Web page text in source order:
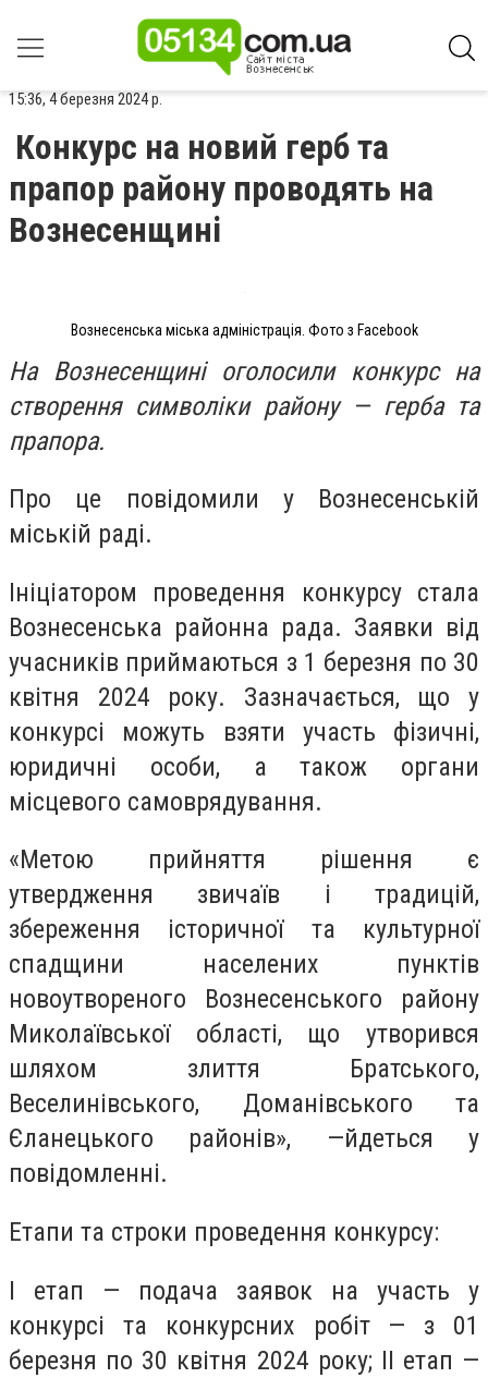
15:36, 4 березня 2024 р.
Конкурс на новий герб та
прапор району проводять на
Вознесенщині
Вознесенська міська адміністрація. Фото з Facebook
На Вознесенщині оголосили конкурс на
створення символіки району — герба та
прапора.
Про це повідомили у Вознесенській
міській раді.
Ініціатором проведення конкурсу стала
Вознесенська районна рада. Заявки від
учасників приймаються з 1 березня по 30
квітня 2024 року. Зазначається, що у
конкурсі можуть взяти участь фізичні,
юридичні особи, а також органи
місцевого самоврядування.
«Метою прийняття рішення є
утвердження звичаїв і традицій,
збереження історичної та культурної
спадщини населених пунктів
новоутвореного Вознесенського району
Миколаївської області, що утворився
шляхом злиття Братського,
Веселинівського, Доманівського та
Єланецького районів», —йдеться у
повідомленні.
Етапи та строки проведення конкурсу:
I етап — подача заявок на участь у
конкурсі та конкурсних робіт — з 01
березня по 30 квітня 2024 року; II етап —